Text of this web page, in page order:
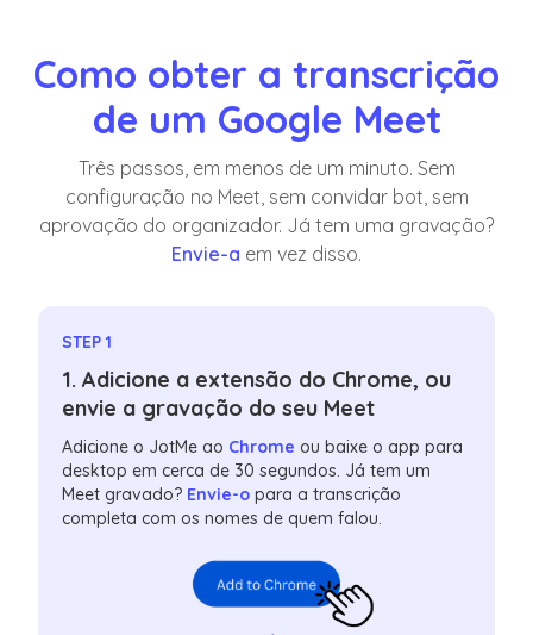
Como obter a transcrição
de um Google Meet
Três passos, em menos de um minuto. Sem
configuração no Meet, sem convidar bot, sem
aprovação do organizador. Já tem uma gravação?
Envie-a em vez disso.
STEP 1
1. Adicione a extensão do Chrome, ou
envie a gravação do seu Meet
Adicione o JotMe ao Chrome ou baixe o app para
desktop em cerca de 30 segundos. Já tem um
Meet gravado? Envie-opara a transcrição
completa com os nomes de quem falou.